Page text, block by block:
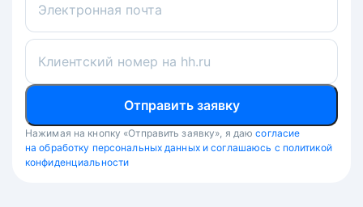
Электронная почта
Клиентский номер на hh.ru
Отправить заявку
Нажимая на кнопку «Отправить заявку», я даю согласие
на обработку персональных данных и соглашаюсь с политикой
конфиденциальности